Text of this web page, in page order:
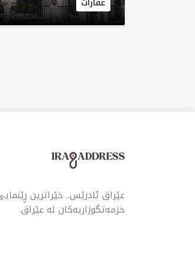
عێراق ئادرێس.. خێراترین
خزمەتگوزاریەکان لە عێراق.